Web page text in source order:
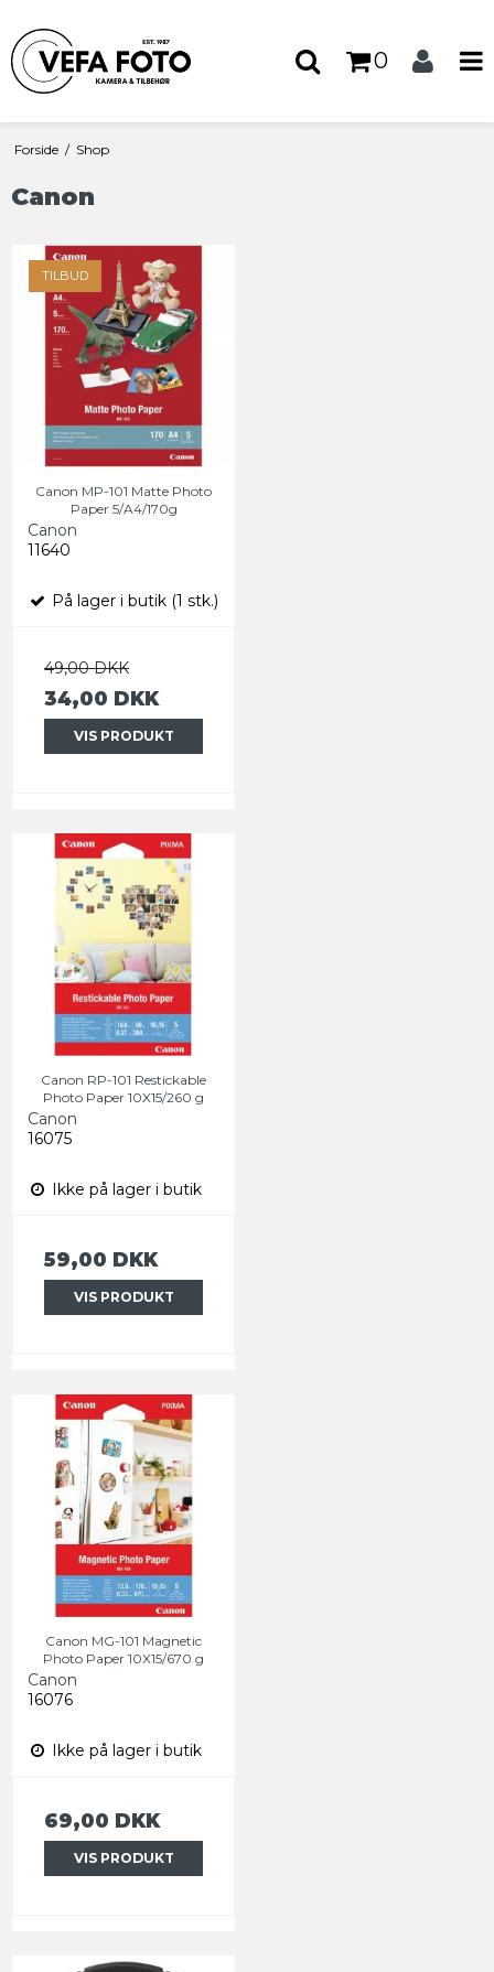
0
Forside / Shop
Canon
TILBUD
Canon MP-101 Matte Photo
Paper 5/A4/170g
Canon
11640
På lager i butik (1 stk.)
49,00 DKK
34,00 DKK
VIS PRODUKT
Canon RP-101 Restickable
Photo Paper 10X15/260 g
Canon
16075
Ikke på lager i butik
59,00 DKK
VIS PRODUKT
Canon MG-101 Magnetic
Photo Paper 10X15/670 g
Canon
16076
Ikke på lager i butik
69,00 DKK
VIS PRODUKT